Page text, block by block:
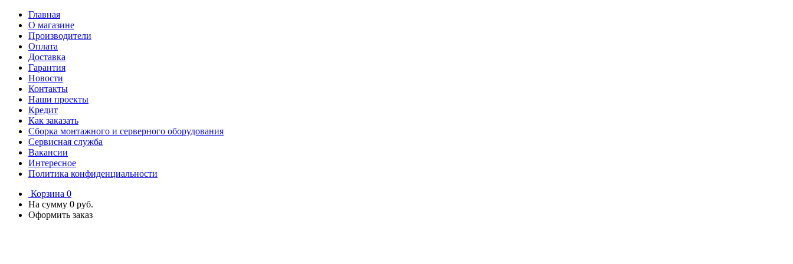
Главная
О магазине
Производители
Оплата
Доставка
Гарантия
Новости
Контакты
Наши проекты
Кредит
Как заказать
Сборка монтажного и серверного оборудования
Сервисная служба
Вакансии
Интересное
Политика конфиденциальности
Корзина 0
На сумму 0 руб.
Оформить заказ